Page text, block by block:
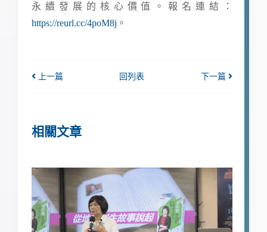
永續發展的核心價值。報名連結：
https://reurl.cc/4poM8j 。
上一篇 回列表 下一篇
相關文章